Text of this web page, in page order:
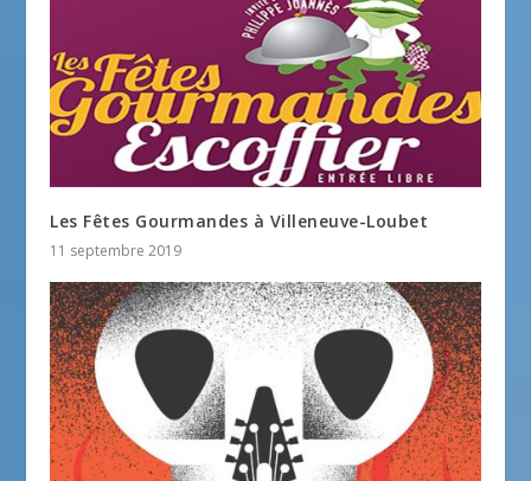
Les Fêtes Gourmandes à Villeneuve-Loubet
11 septembre 2019